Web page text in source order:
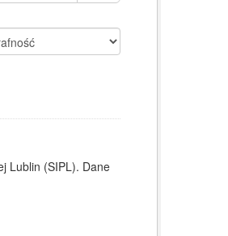
Lublin (SIPL). Dane